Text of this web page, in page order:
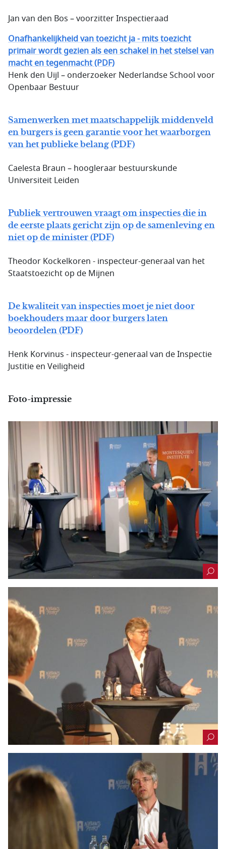
Jan van den Bos – voorzitter Inspectieraad
Onafhankelijkheid van toezicht ja - mits toezicht
primair wordt gezien als een schakel in het stelsel van
macht en tegenmacht (PDF)
Henk den Uijl – onderzoeker Nederlandse School voor
Openbaar Bestuur
Samenwerken met maatschappelijk middenveld
en burgers is geen garantie voor het waarborgen
van het publieke belang (PDF)
Caelesta Braun – hoogleraar bestuurskunde
Universiteit Leiden
Publiek vertrouwen vraagt om inspecties die in
de eerste plaats gericht zijn op de samenleving en
niet op de minister (PDF)
Theodor Kockelkoren - inspecteur-generaal van het
Staatstoezicht op de Mijnen
De kwaliteit van inspecties moet je niet door
boekhouders maar door burgers laten
beoordelen (PDF)
Henk Korvinus - inspecteur-generaal van de Inspectie
Justitie en Veiligheid
Foto-impressie